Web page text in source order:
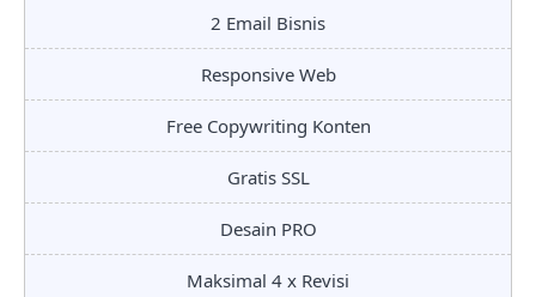
2 Email Bisnis
Responsive Web
Free Copywriting Konten
Gratis SSL
Desain PRO
Maksimal 4 x Revisi